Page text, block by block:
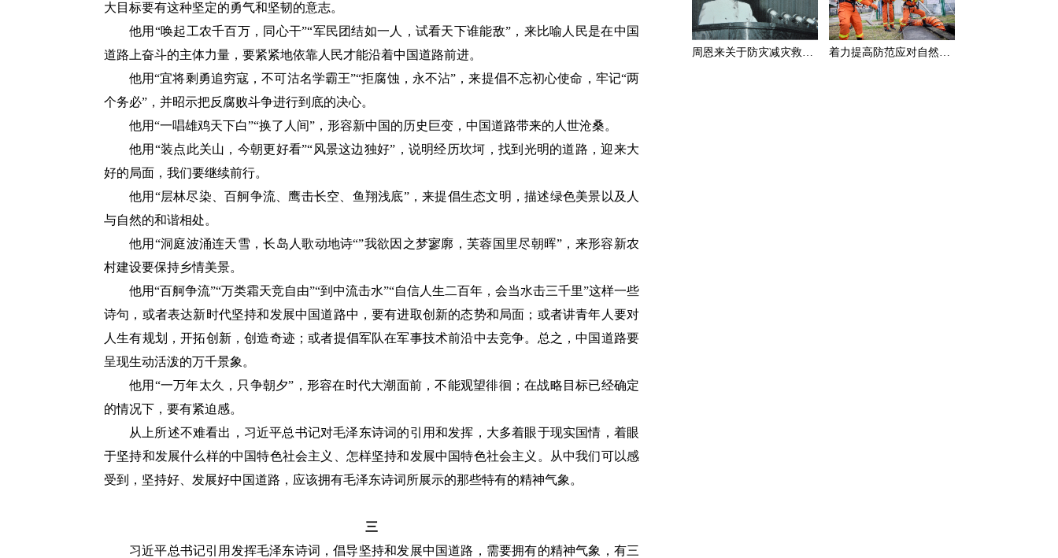
大目标要有这种坚定的勇气和坚韧的意志。
他用“唤起工农千百万，同心干”“军民团结如一人，试看天下谁能敌”，来比喻人民是在中国
道路上奋斗的主体力量，要紧紧地依靠人民才能沿着中国道路前进。
他用“宜将剩勇追穷寇，不可沽名学霸王”“拒腐蚀，永不沾”，来提倡不忘初心使命，牢记“两
个务必”，并昭示把反腐败斗争进行到底的决心。
他用“一唱雄鸡天下白”“换了人间”，形容新中国的历史巨变，中国道路带来的人世沧桑。
他用“装点此关山，今朝更好看”“风景这边独好”，说明经历坎坷，找到光明的道路，迎来大
好的局面，我们要继续前行。
他用“层林尽染、百舸争流、鹰击长空、鱼翔浅底”，来提倡生态文明，描述绿色美景以及人
与自然的和谐相处。
他用“洞庭波涌连天雪，长岛人歌动地诗“”我欲因之梦寥廓，芙蓉国里尽朝晖”，来形容新农
村建设要保持乡情美景。
他用“百舸争流”“万类霜天竞自由”“到中流击水”“自信人生二百年，会当水击三千里”这样一些
诗句，或者表达新时代坚持和发展中国道路中，要有进取创新的态势和局面；或者讲青年人要对
人生有规划，开拓创新，创造奇迹；或者提倡军队在军事技术前沿中去竞争。总之，中国道路要
呈现生动活泼的万千景象。
他用“一万年太久，只争朝夕”，形容在时代大潮面前，不能观望徘徊；在战略目标已经确定
的情况下，要有紧迫感。
从上所述不难看出，习近平总书记对毛泽东诗词的引用和发挥，大多着眼于现实国情，着眼
于坚持和发展什么样的中国特色社会主义、怎样坚持和发展中国特色社会主义。从中我们可以感
受到，坚持好、发展好中国道路，应该拥有毛泽东诗词所展示的那些特有的精神气象。
三
习近平总书记引用发挥毛泽东诗词，倡导坚持和发展中国道路，需要拥有的精神气象，有三
周恩来关于防灾减灾救灾的一组论述 着力提高防范应对自然灾害能力